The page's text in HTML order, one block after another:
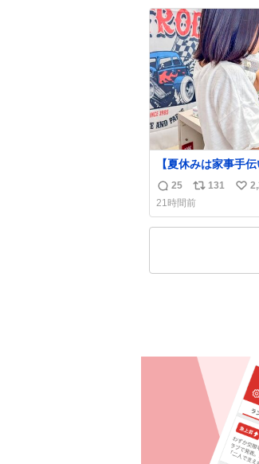
数
ス
ト
数
ね
数
【夏休みは家事手
らバイト代もらえ
らない、と言って
あとでソフトクリー
した。
返
信
数
25
リ
ポ
ス
131
い
ね
21時間前